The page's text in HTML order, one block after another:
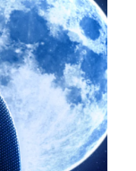
計送達日期8/13/26
計送達日期8/12/26
送達日期 8/18/26
計送達日期8/15/26